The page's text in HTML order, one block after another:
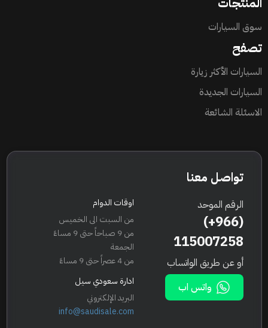
سوق السيارات
تصفح
السيارات الأكثر زيارة
السيارات الجديدة
الاسئلة الشائعة
تواصل معنا
الرقم الموحد
(+966)
115007258
أو عن طريق الواتساب
واتس اب
اوقات الدوام
من السبت الى الخميس
من 9 صباحاً حتى 9 مساءً
الجمعة
من 4 عصراً حتى 9 مساءً
ادارة سعودي سيل
البريد الإلكتروني
info@saudisale.com